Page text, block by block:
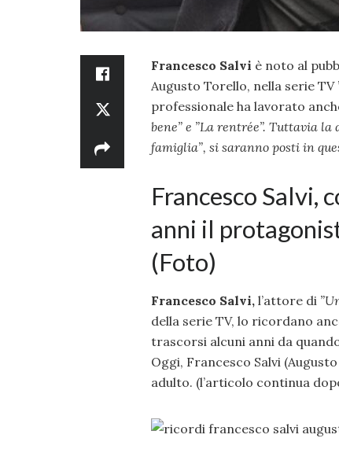
Francesco Salvi è noto al
Augusto Torello, nella serie TV
professionale ha lavorato
bene” e ”La rentrée”. Tuttavia la
famiglia”, si saranno posti in
Francesco Salvi,
anni il
(Foto)
Francesco Salvi, l’attore di
della serie TV, lo ricordano
trascorsi alcuni anni da
Oggi, Francesco Salvi
adulto. (l’articolo continua